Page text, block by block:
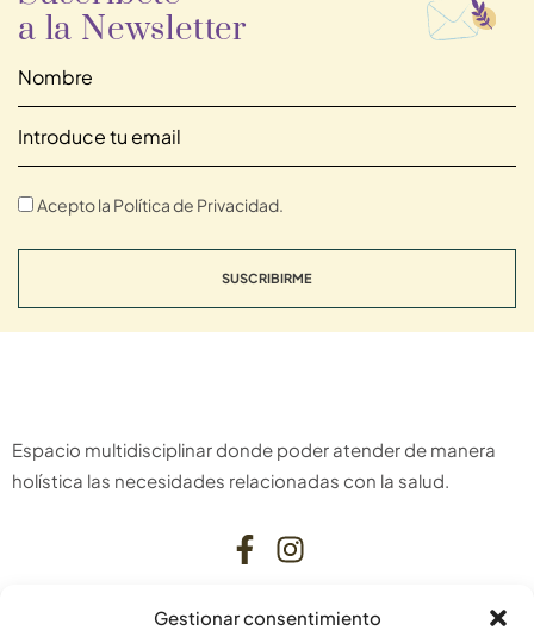
Gestionar consentimiento
a la Newsletter
Acepto la Política de Privacidad.
SUSCRIBIRME
Espacio multidisciplinar donde poder atender de manera
holística las necesidades relacionadas con la salud.